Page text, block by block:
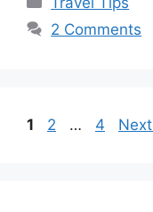
2 Comments
1 2 … 4 Next